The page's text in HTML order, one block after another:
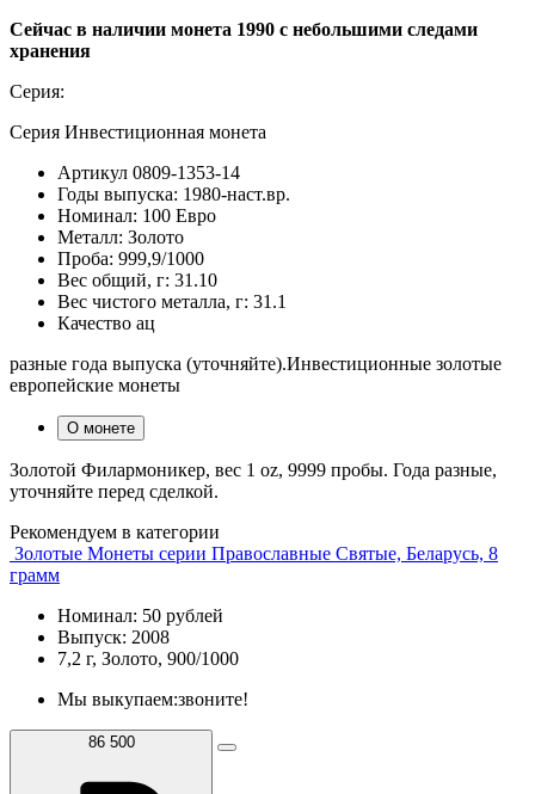
Сейчас в наличии монета 1990 с небольшими следами
хранения
Серия:
Серия Инвестиционная монета
Артикул 0809-1353-14
Годы выпуска: 1980-наст.вр.
Номинал: 100 Евро
Металл: Золото
Проба: 999,9/1000
Вес общий, г: 31.10
Вес чистого металла, г: 31.1
Качество ац
разные года выпуска (уточняйте).Инвестиционные золотые
европейские монеты
О монете
Золотой Филармоникер, вес 1 oz, 9999 пробы. Года разные,
уточняйте перед сделкой.
Рекомендуем в категории
Золотые Монеты серии Православные Святые, Беларусь, 8
грамм
Номинал: 50 рублей
Выпуск: 2008
7,2 г, Золото, 900/1000
Мы выкупаем:звоните!
86 500